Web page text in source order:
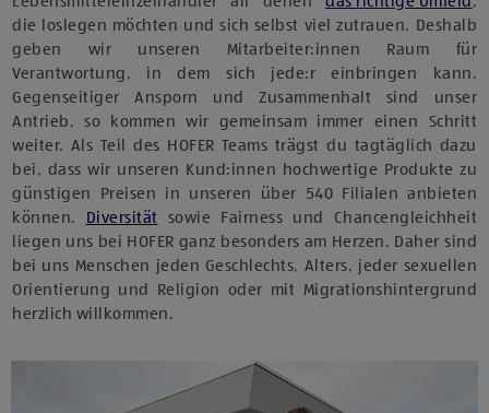
die loslegen möchten und sich selbst viel zutrauen. Deshalb
geben wir unseren Mitarbeiter:innen Raum für
Verantwortung, in dem sich jede:r einbringen kann.
Gegenseitiger Ansporn und Zusammenhalt sind unser
Antrieb, so kommen wir gemeinsam immer einen Schritt
weiter. Als Teil des HOFER Teams trägst du tagtäglich dazu
bei, dass wir unseren Kund:innen hochwertige Produkte zu
günstigen Preisen in unseren über 540 Filialen anbieten
können. Diversität sowie Fairness und Chancengleichheit
liegen uns bei HOFER ganz besonders am Herzen. Daher sind
bei uns Menschen jeden Geschlechts, Alters, jeder sexuellen
Orientierung und Religion oder mit Migrationshintergrund
herzlich willkommen.